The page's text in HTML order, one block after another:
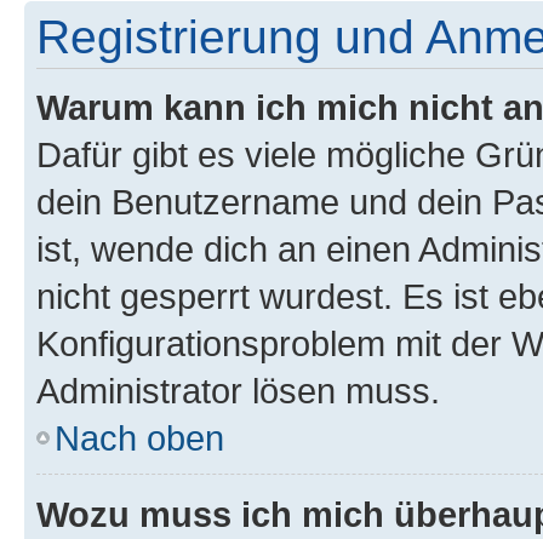
Registrierung und
Warum kann ich mich nicht
Dafür gibt es viele mögliche
dein Benutzername und dein
ist, wende dich an einen
nicht gesperrt wurdest. Es ist
Konfigurationsproblem mit der
Administrator lösen muss.
Nach oben
Wozu muss ich mich